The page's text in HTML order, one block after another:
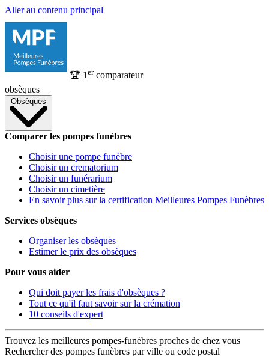
Aller au contenu principal
🏆 1 ercomparateur
obsèques
Obsèques
Comparer les pompes funèbres
Choisir une pompe funèbre
Choisir un crematorium
Choisir un funérarium
Choisir un cimetière
En savoir plus sur la certification Meilleures Pompes Funèbres
Services obsèques
Organiser les obsèques
Estimer le prix des obsèques
Pour vous aider
Qui doit payer les frais d'obsèques ?
Tout ce qu'il faut savoir sur la crémation
10 conseils d'expert
Trouvez les meilleures pompes-funèbres proches de chez vous
Rechercher des pompes funèbres par ville ou code postal